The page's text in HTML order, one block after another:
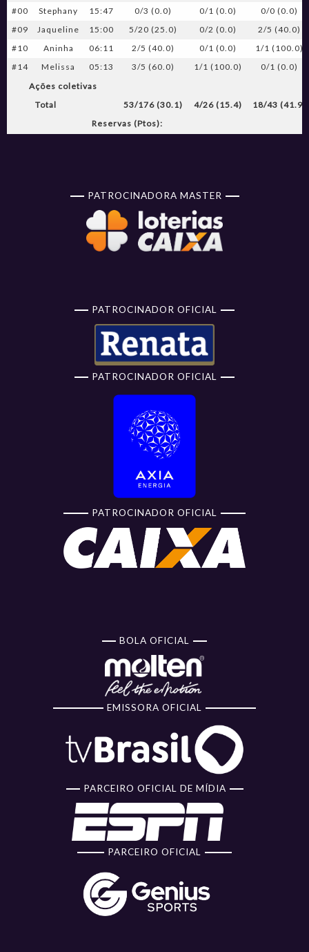
#00 Stephany 15:47 0/3 (0.0) 0/1 (0.0)
0/0 (0.0)
#09
Jaqueline 15:00 5/20 (25.0) 0/2 (0.0)
2/5 (40.0)
#10
Aninha 06:11 2/5 (40.0) 0/1 (0.0)
1/1 (100.0)
#14
Melissa 05:13 3/5 (60.0) 1/1 (100.0)
0/1 (0.0)
Ações coletivas
Total
53/176 (30.1) 4/26 (15.4)
18/43 (41.9)
Reservas (Ptos):
PATROCINADORA MASTER
PATROCINADOR OFICIAL
PATROCINADOR OFICIAL
PATROCINADOR OFICIAL
BOLA OFICIAL
EMISSORA OFICIAL
PARCEIRO OFICIAL DE MÍDIA
PARCEIRO OFICIAL